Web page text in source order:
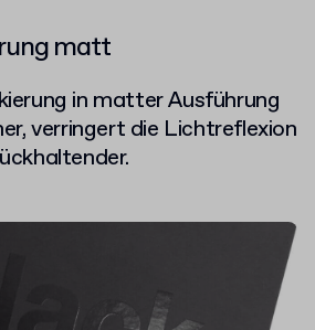
matt
in matter Ausführung
verringert die Lichtreflexion